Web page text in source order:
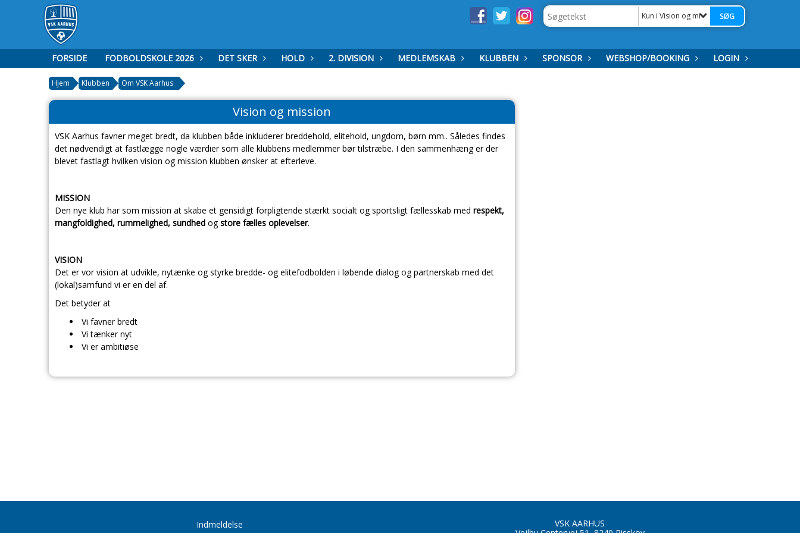
Kun i Vision og mission
FORSIDE FODBOLDSKOLE 2026 DET SKER HOLD 2. DIVISION MEDLEMSKAB KLUBBEN SPONSOR WEBSHOP/BOOKING LOGIN
Hjem Klubben Om VSK Aarhus
Vision og mission
VSK Aarhus favner meget bredt, da klubben både inkluderer breddehold, elitehold, ungdom, børn mm.. Således findes
det nødvendigt at fastlægge nogle værdier som alle klubbens medlemmer bør tilstræbe. I den sammenhæng er der
blevet fastlagt hvilken vision og mission klubben ønsker at efterleve.
MISSION
Den nye klub har som mission at skabe et gensidigt forpligtende stærkt socialt og sportsligt fællesskab med respekt,
mangfoldighed, rummelighed, sundhed ogstore fælles oplevelser.
VISION
Det er vor vision at udvikle, nytænke og styrke bredde- og elitefodbolden i løbende dialog og partnerskab med det
(lokal)samfund vi er en del af.
Det betyder at
Vi favner bredt
Vi tænker nyt
Vi er ambitiøse
Indmeldelse
VSK AARHUS